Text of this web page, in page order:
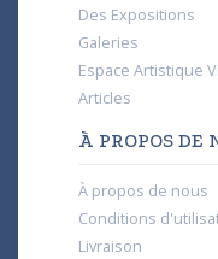
Des Expositions
Galeries
Espace Artistique
Articles
À PROPOS DE
À propos de nous
Conditions
Livraison